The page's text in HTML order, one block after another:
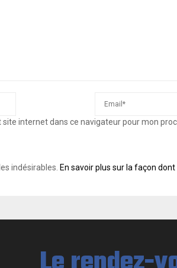
internet dans ce navigateur pour mon
indésirables. En savoir plus sur la façon